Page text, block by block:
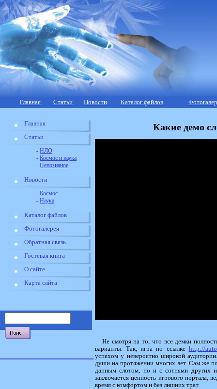
Главная Статьи Новости Каталог файлов
Главная
Статьи
- НЛО
- Космос и наука
- Непознаное
Новости
- Космос
- Наука
Каталог файлов
Фотогалерея
Обратная связь
Гостевая книга
О сайте
Карта сайта
Какие демо
Не смотря на то, что все демки
варианты. Так, игра по ссылке http://
успехом у невероятно широкой
души на протяжении многих лет. Сам же
данным слотом, но и с сотнями других
заключается ценность игрового портала,
время с комфортом и без лишних трат.